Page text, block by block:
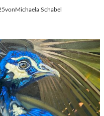
von Michaela Schabel